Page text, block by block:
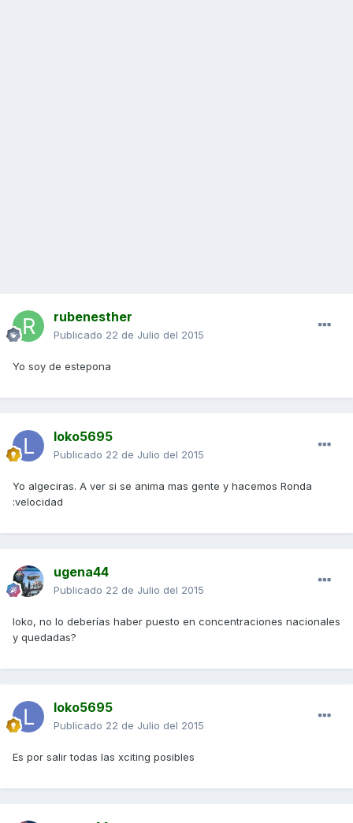
rubenesther
Publicado 22 de Julio del 2015
Yo soy de estepona
loko5695
Publicado 22 de Julio del 2015
Yo algeciras. A ver si se anima mas gente y hacemos Ronda
:velocidad
ugena44
Publicado 22 de Julio del 2015
loko, no lo deberías haber puesto en concentraciones nacionales
y quedadas?
loko5695
Publicado 22 de Julio del 2015
Es por salir todas las xciting posibles